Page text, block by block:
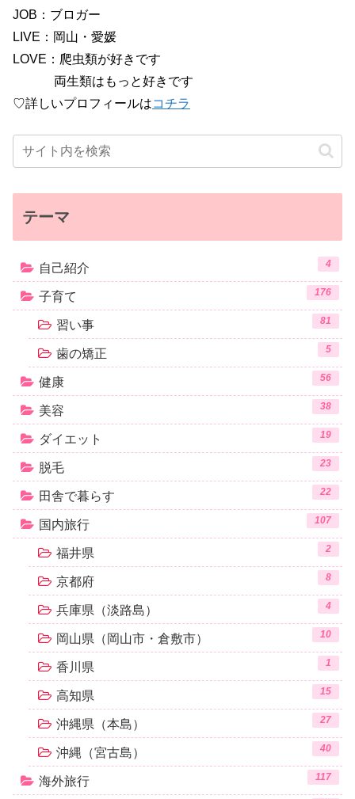
JOB：ブロガー
LIVE：岡山・愛媛
LOVE：爬虫類が好きです
両生類はもっと好きです
♡詳しいプロフィールはコチラ
テーマ
自己紹介 4
子育て 176
習い事 81
歯の矯正 5
健康 56
美容 38
ダイエット 19
脱毛 23
田舎で暮らす 22
国内旅行 107
福井県 2
京都府 8
兵庫県（淡路島） 4
岡山県（岡山市・倉敷市） 10
香川県 1
高知県 15
沖縄県（本島） 27
沖縄（宮古島） 40
海外旅行 117